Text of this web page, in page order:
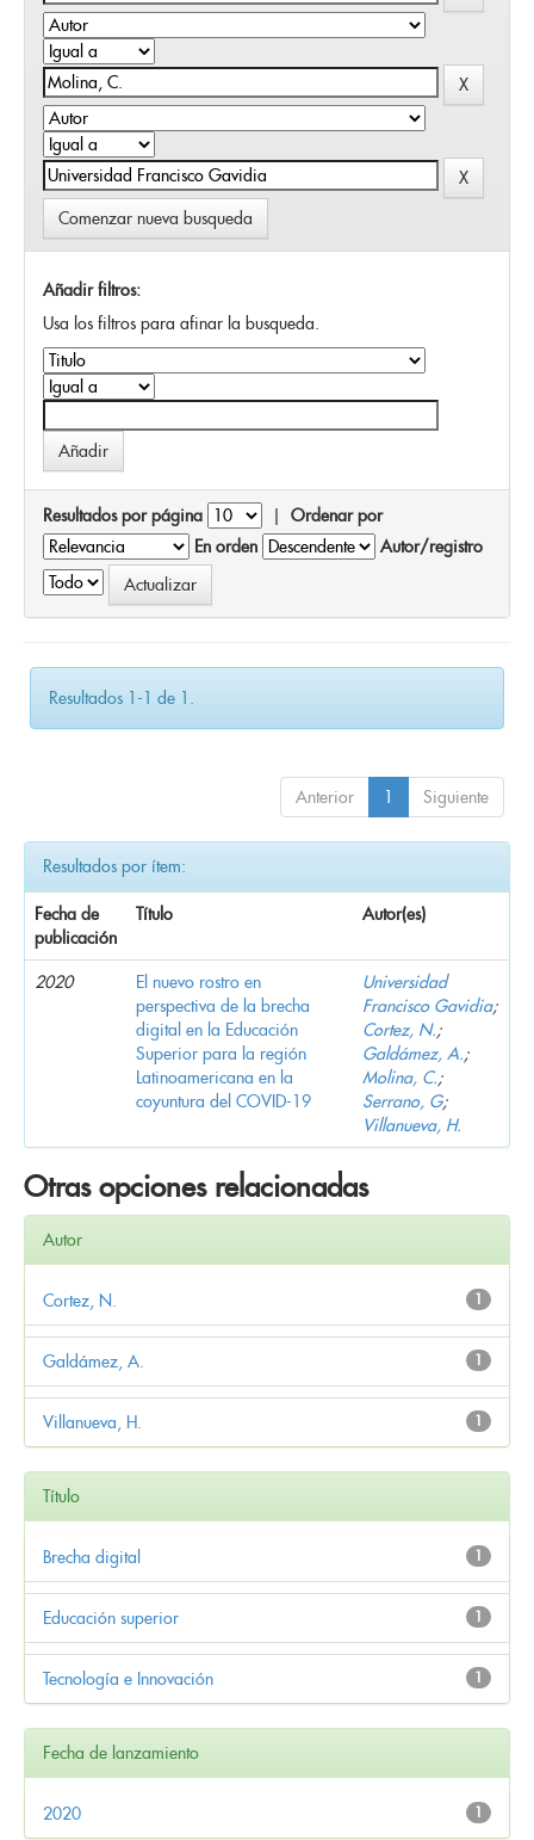
Comenzar nueva busqueda
Añadir filtros:
Usa los filtros para afinar la busqueda.
Resultados por página | Ordenar por
En orden
Autor/registro
Resultados 1-1 de 1.
Anterior 1 Siguiente
Resultados por ítem:
Fecha de
publicación
Título Autor(es)
2020
El nuevo rostro en
perspectiva de la brecha
digital en la Educación
Superior para la región
Latinoamericana en la
coyuntura del COVID-19
Universidad
Francisco Gavidia;
Cortez, N.;
Galdámez, A.;
Molina, C.;
Serrano, G;
Villanueva, H.
Otras opciones relacionadas
Autor
1
Cortez, N.
1
Galdámez, A.
1
Villanueva, H.
Título
1
Brecha digital
1
Educación superior
1
Tecnología e Innovación
Fecha de lanzamiento
1
2020